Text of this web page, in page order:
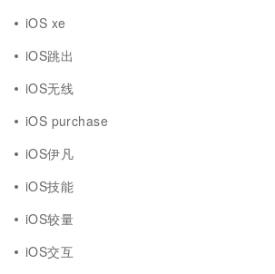
iOS xe
iOS跳出
iOS无线
iOS purchase
iOS伊凡
iOS技能
iOS较量
iOS交互